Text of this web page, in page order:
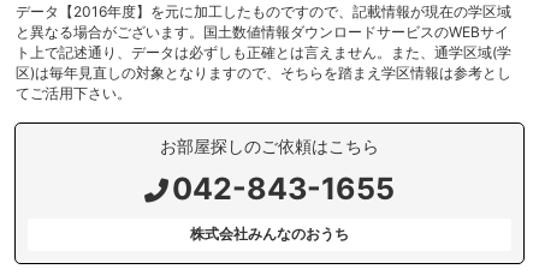
データ【2016年度】を元に加工したものですので、記載情報が現在の学区域
と異なる場合がございます。国土数値情報ダウンロードサービスのWEBサイ
ト上で記述通り、データは必ずしも正確とは言えません。また、通学区域(学
区)は毎年見直しの対象となりますので、そちらを踏まえ学区情報は参考とし
てご活用下さい。
お部屋探しのご依頼はこちら
042-843-1655
株式会社みんなのおうち